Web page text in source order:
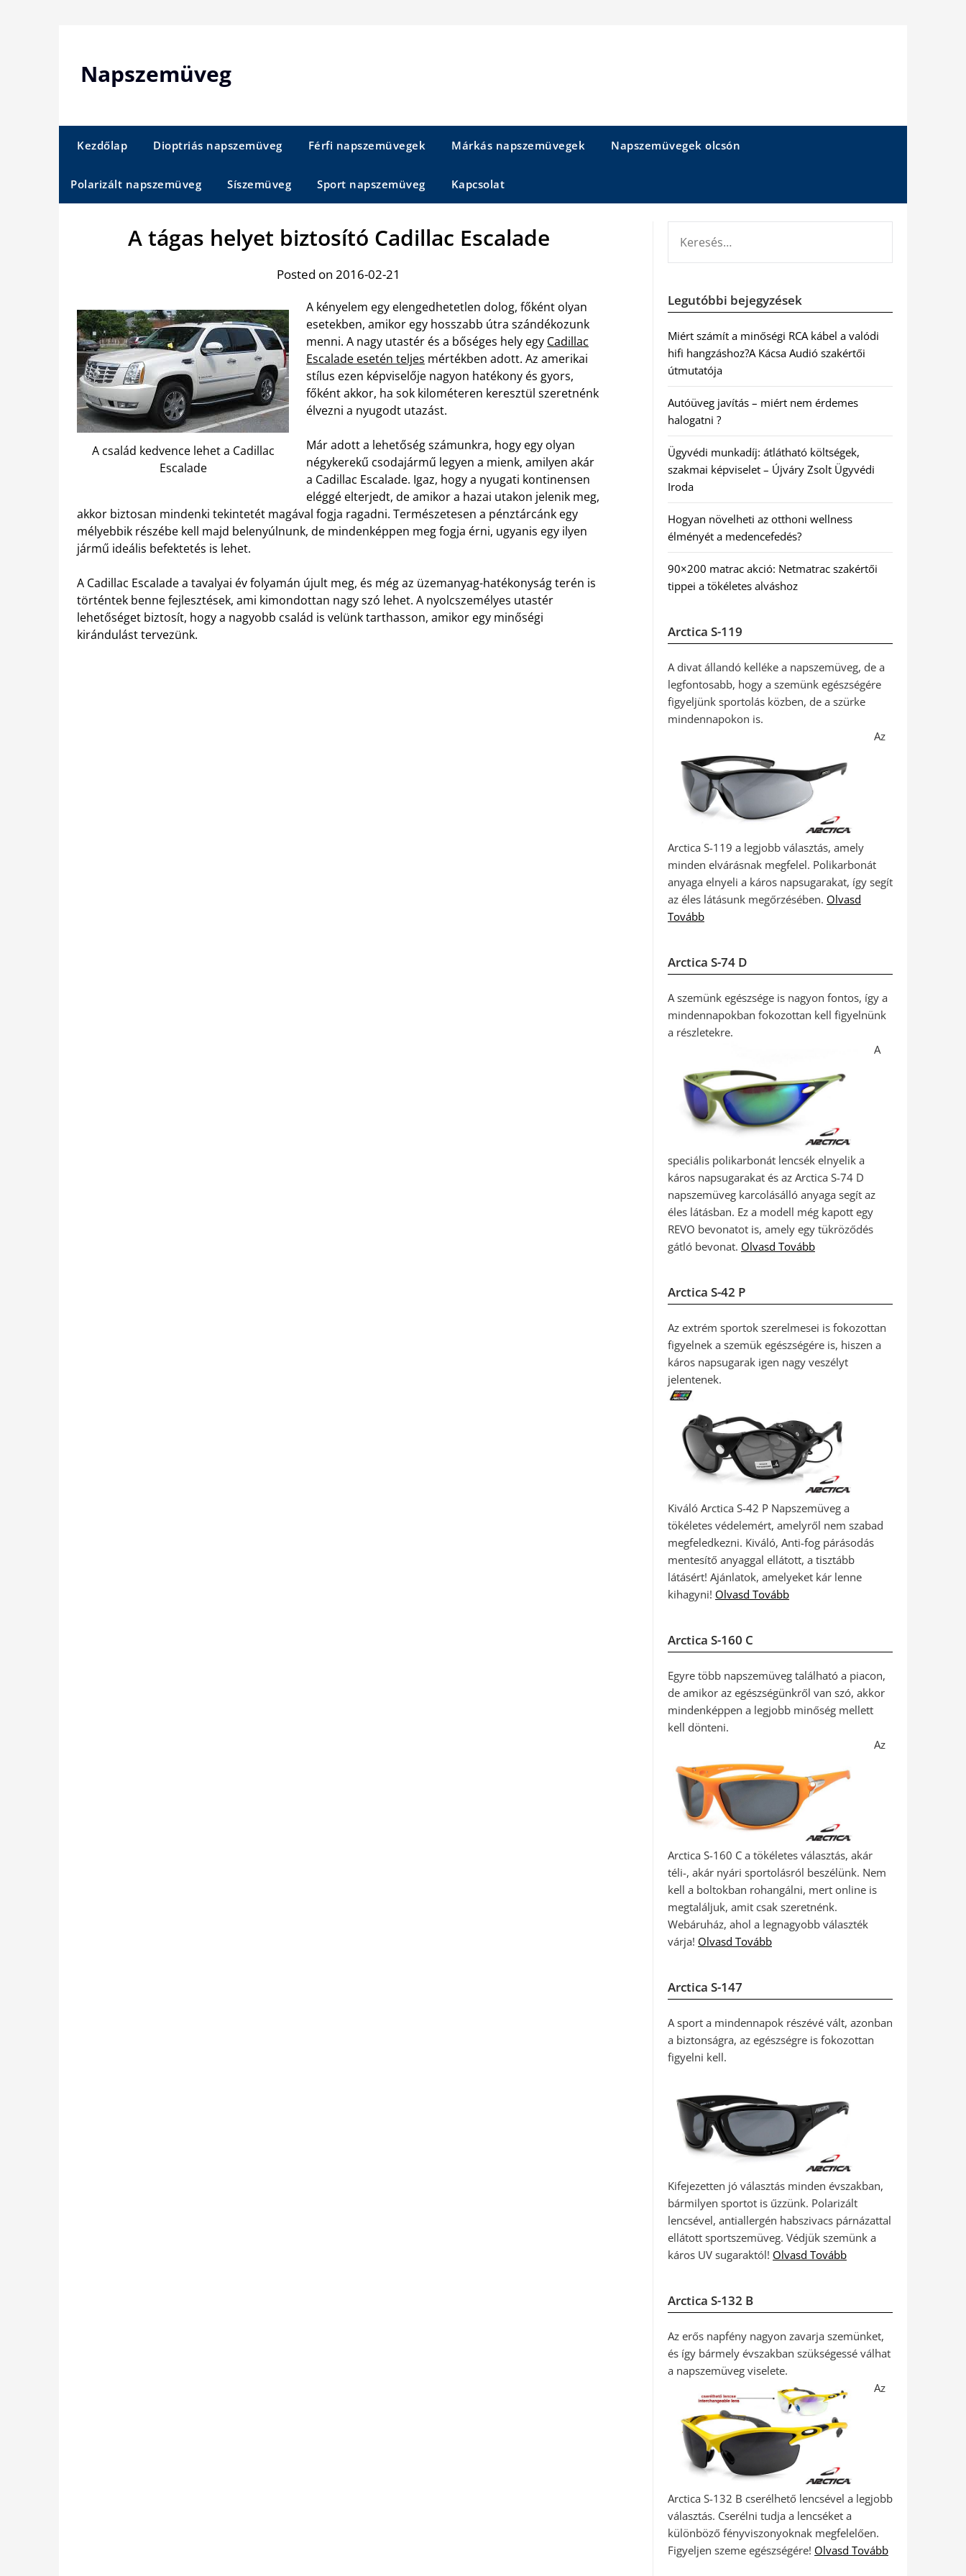
Napszemüveg
Kezdőlap Dioptriás napszemüveg Férfi napszemüvegek Márkás napszemüvegek Napszemüvegek olcsón
Polarizált napszemüveg Síszemüveg Sport napszemüveg Kapcsolat
A tágas helyet biztosító Cadillac Escalade
Posted on 2016-02-21
A család kedvence lehet a Cadillac
Escalade
A kényelem egy elengedhetetlen dolog, főként olyan
esetekben, amikor egy hosszabb útra szándékozunk
menni. A nagy utastér és a bőséges hely egy Cadillac
Escalade esetén teljes mértékben adott. Az amerikai
stílus ezen képviselője nagyon hatékony és gyors,
főként akkor, ha sok kilométeren keresztül szeretnénk
élvezni a nyugodt utazást.
Már adott a lehetőség számunkra, hogy egy olyan
négykerekű csodajármű legyen a mienk, amilyen akár
a Cadillac Escalade. Igaz, hogy a nyugati kontinensen
eléggé elterjedt, de amikor a hazai utakon jelenik meg,
akkor biztosan mindenki tekintetét magával fogja ragadni. Természetesen a pénztárcánk egy
mélyebbik részébe kell majd belenyúlnunk, de mindenképpen meg fogja érni, ugyanis egy ilyen
jármű ideális befektetés is lehet.
A Cadillac Escalade a tavalyai év folyamán újult meg, és még az üzemanyag-hatékonyság terén is
történtek benne fejlesztések, ami kimondottan nagy szó lehet. A nyolcszemélyes utastér
lehetőséget biztosít, hogy a nagyobb család is velünk tarthasson, amikor egy minőségi
kirándulást tervezünk.
Legutóbbi bejegyzések
Miért számít a minőségi RCA kábel a valódi
hifi hangzáshoz?A Kácsa Audió szakértői
útmutatója
Autóüveg javítás – miért nem érdemes
halogatni ?
Ügyvédi munkadíj: átlátható költségek,
szakmai képviselet – Újváry Zsolt Ügyvédi
Iroda
Hogyan növelheti az otthoni wellness
élményét a medencefedés?
90×200 matrac akció: Netmatrac szakértői
tippei a tökéletes alváshoz
Arctica S-119
A divat állandó kelléke a napszemüveg, de a
legfontosabb, hogy a szemünk egészségére
figyeljünk sportolás közben, de a szürke
mindennapokon is.
Az
Arctica S-119 a legjobb választás, amely
minden elvárásnak megfelel. Polikarbonát
anyaga elnyeli a káros napsugarakat, így segít
az éles látásunk megőrzésében. Olvasd
Tovább
Arctica S-74 D
A szemünk egészsége is nagyon fontos, így a
mindennapokban fokozottan kell figyelnünk
a részletekre.
A
speciális polikarbonát lencsék elnyelik a
káros napsugarakat és az Arctica S-74 D
napszemüveg karcolásálló anyaga segít az
éles látásban. Ez a modell még kapott egy
REVO bevonatot is, amely egy tükröződés
gátló bevonat. Olvasd Tovább
Arctica S-42 P
Az extrém sportok szerelmesei is fokozottan
figyelnek a szemük egészségére is, hiszen a
káros napsugarak igen nagy veszélyt
jelentenek.
Kiváló Arctica S-42 P Napszemüveg a
tökéletes védelemért, amelyről nem szabad
megfeledkezni. Kiváló, Anti-fog párásodás
mentesítő anyaggal ellátott, a tisztább
látásért! Ajánlatok, amelyeket kár lenne
kihagyni! Olvasd Tovább
Arctica S-160 C
Egyre több napszemüveg található a piacon,
de amikor az egészségünkről van szó, akkor
mindenképpen a legjobb minőség mellett
kell dönteni.
Az
Arctica S-160 C a tökéletes választás, akár
téli-, akár nyári sportolásról beszélünk. Nem
kell a boltokban rohangálni, mert online is
megtaláljuk, amit csak szeretnénk.
Webáruház, ahol a legnagyobb választék
várja! Olvasd Tovább
Arctica S-147
A sport a mindennapok részévé vált, azonban
a biztonságra, az egészségre is fokozottan
figyelni kell.
Kifejezetten jó választás minden évszakban,
bármilyen sportot is űzzünk. Polarizált
lencsével, antiallergén habszivacs párnázattal
ellátott sportszemüveg. Védjük szemünk a
káros UV sugaraktól! Olvasd Tovább
Arctica S-132 B
Az erős napfény nagyon zavarja szemünket,
és így bármely évszakban szükségessé válhat
a napszemüveg viselete.
Az
Arctica S-132 B cserélhető lencsével a legjobb
választás. Cserélni tudja a lencséket a
különböző fényviszonyoknak megfelelően.
Figyeljen szeme egészségére! Olvasd Tovább